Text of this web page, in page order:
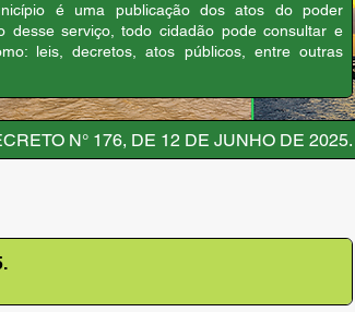
é uma publicação dos atos do poder
desse serviço, todo cidadão pode consultar e
leis, decretos, atos públicos, entre outras
N° 176, DE 12 DE JUNHO DE 2025.